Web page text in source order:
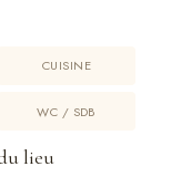
CUISINE
WC / SDB
lieu